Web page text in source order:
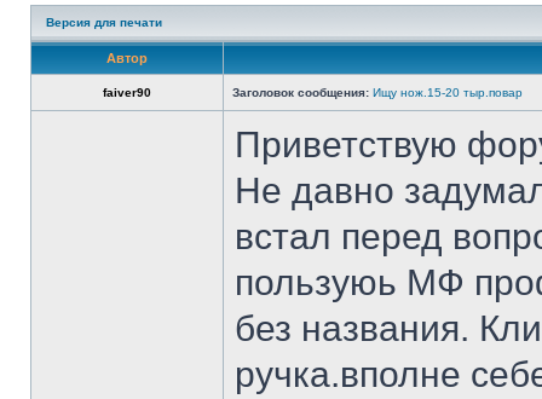
Версия для печати
Автор
faiver90 Заголовок сообщения: Ищу нож.15-20 тыр.повар
Приветствую
Не давно
встал перед
пользуюь МФ
без названия.
ручка.вполне